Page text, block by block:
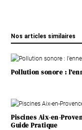
Nos articles similaires
Pollution sonore :
Piscines Aix-en-
Guide Pratique